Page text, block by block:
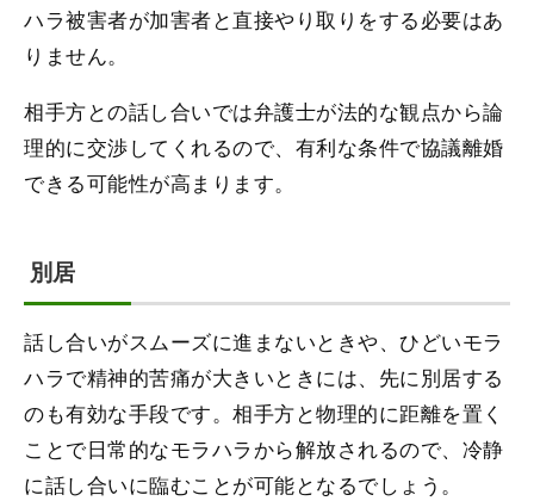
ハラ被害者が加害者と直接やり取りをする必要はあ
りません。
相手方との話し合いでは弁護士が法的な観点から論
理的に交渉してくれるので、有利な条件で協議離婚
できる可能性が高まります。
別居
話し合いがスムーズに進まないときや、ひどいモラ
ハラで精神的苦痛が大きいときには、先に別居する
のも有効な手段です。相手方と物理的に距離を置く
ことで日常的なモラハラから解放されるので、冷静
に話し合いに臨むことが可能となるでしょう。